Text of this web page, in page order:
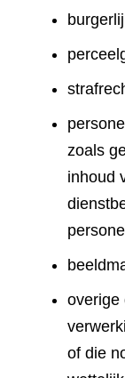
zoals
inhoud
overige
of die